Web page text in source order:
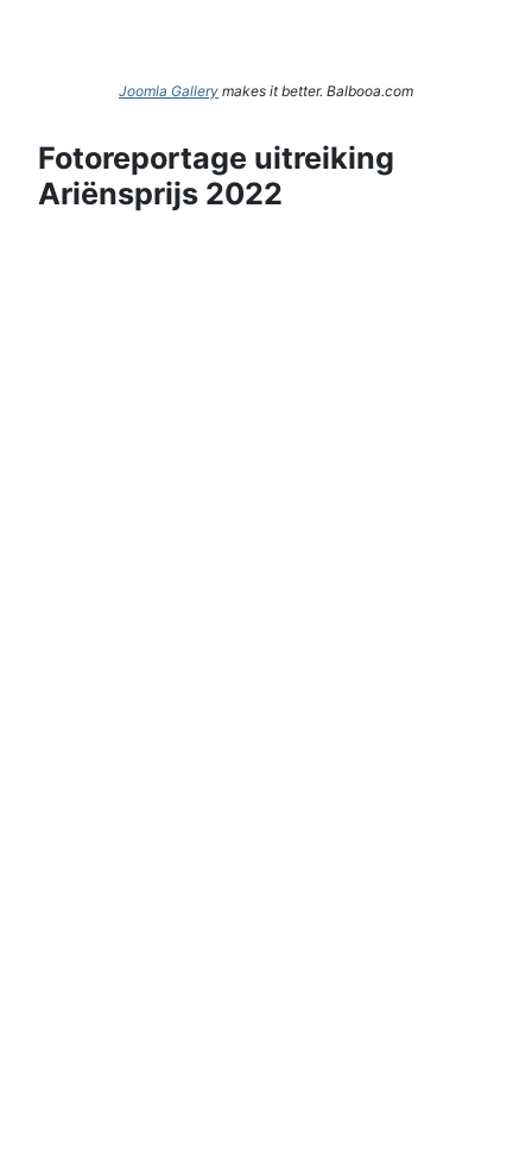
Joomla Gallery makes it better. Balbooa.com
Fotoreportage uitreiking
Ariënsprijs 2022